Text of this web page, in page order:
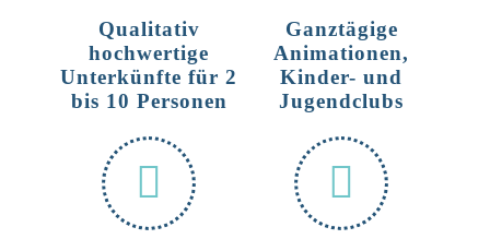
Qualitativ
hochwertige
Unterkünfte für 2
bis 10 Personen
Ganztägige
Animationen,
Kinder- und
Jugendclubs